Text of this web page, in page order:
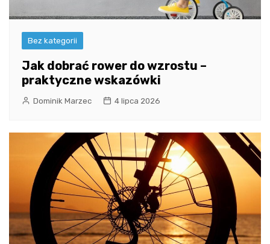
Bez kategorii
Jak dobrać rower do wzrostu –
praktyczne wskazówki
Dominik Marzec 4 lipca 2026